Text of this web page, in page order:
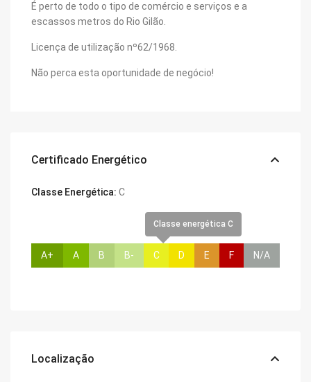
É perto de todo o tipo de comércio e serviços e a
escassos metros do Rio Gilão.
Licença de utilização nº62/1968.
Não perca esta oportunidade de negócio!
Certificado Energético
Classe Energética: C
A+ A B B-
Classe energética C
C D E F N/A
Localização